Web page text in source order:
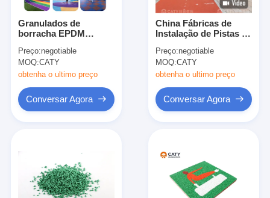
Granulados de
borracha EPDM
ecológicos para
playground infantil ao
ar livre
Preço:negotiable
MOQ:CATY
obtenha o ultimo preço
Conversar Agora
China Fábricas de
Instalação de Pistas de
EPDM Para Todos os
Tempos Piso de Pista
de Borracha Piso
Atlético Para Uso
Exterior
Preço:negotiable
MOQ:CATY
obtenha o ultimo preço
Conversar Agora